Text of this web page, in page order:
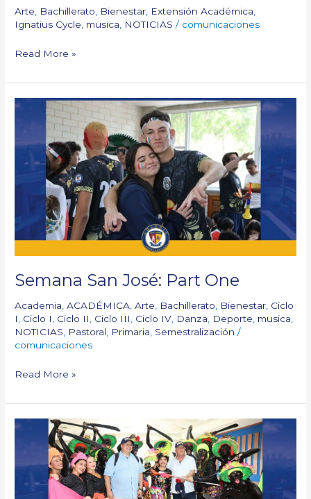
Arte Bachillerato Bienestar Extensión Académica
Ignatius Cycle musica NOTICIAS / comunicaciones
Read More »
Semana San José: Part One
Academia,ACADÉMICA,Arte, Bachillerato, Bienestar, Ciclo
I, Ciclo I, Ciclo II, Ciclo III, Ciclo IV, Danza, Deporte, musica,
NOTICIAS, Pastoral, Primaria, Semestralización /
comunicaciones
Semana
One
Read More »
Asamblea
Rectores
ACODESI